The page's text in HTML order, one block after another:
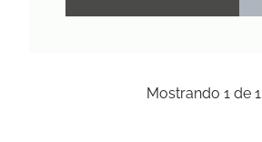
Mostrando 1 de 1